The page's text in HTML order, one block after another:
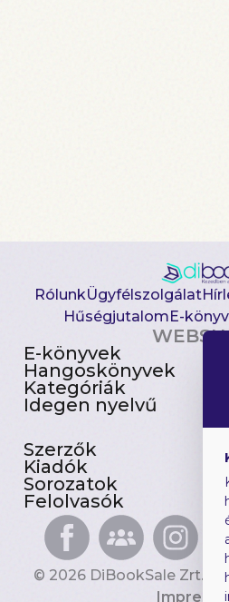
RólunkÜgyfélszolgálat
HűségjutalomE-
E-könyvek
Hangoskönyvek
Kategóriák
Idegen nyelvű
Szerzők
Kiadók
Sorozatok
Felolvasók
© 2026 DiBookSale Zrt.